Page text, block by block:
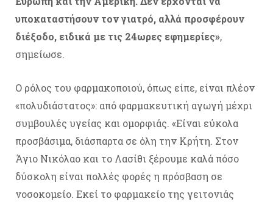
υποκαταστήσουν τον γιατρό, αλλά προσφέρουν
διέξοδο, ειδικά με τις 24ωρες εφημερίες»,
σημείωσε.
Ο ρόλος του φαρμακοποιού, όπως είπε, είναι πλέον
«πολυδιάστατος»: από φαρμακευτική αγωγή μέχρι
συμβουλές υγείας και ομορφιάς. «Είναι εύκολα
προσβάσιμα, διάσπαρτα σε όλη την Κρήτη. Στον
Άγιο Νικόλαο και το Λασίθι ξέρουμε καλά πόσο
δύσκολη είναι πολλές φορές η πρόσβαση σε
νοσοκομείο. Εκεί το φαρμακείο της γειτονιάς